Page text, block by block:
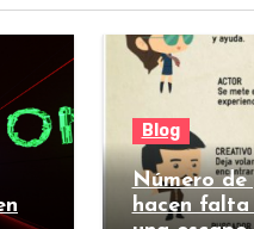
Blog
Número de
hacen